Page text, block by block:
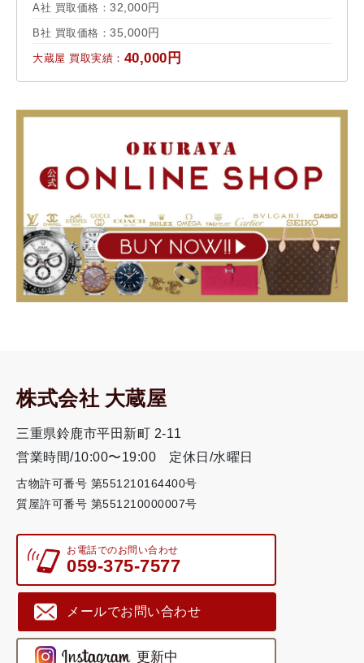
A社 買取価格： 32,000円
B社 買取価格： 35,000円
大蔵屋 買取実績： 40,000円
株式会社 大蔵屋
三重県鈴鹿市平田新町 2-11
営業時間/10:00〜19:00
定休日/水曜日
古物許可番号 第551210164400号
質屋許可番号 第551210000007号
お電話でのお問い合わせ
059-375-7577
メールでお問い合わせ